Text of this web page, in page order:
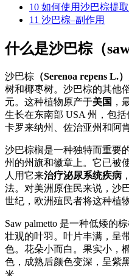
10 如何使用沙巴棕提
11 沙巴棕–副作用
什么是沙巴棕（
沙巴棕 （Serenoa repens L.）
树和椰枣树。沙巴棕的其他
元。这种植物原产于美国 ，
生长在东南部 USA 州，包
卡罗来纳州、佐治亚州和阿
沙巴棕榈是一种独特而重要
州的州旗和徽章上。它已被
人用它来治疗泌尿系统疾病
法。对美洲原住民来说，沙
世纪，欧洲殖民者将这种植
Saw palmetto 是一种低矮的
壮观的叶羽。叶片丰满，呈
色。花朵小而白。果实小，
色，成熟后颜色变深，呈紫